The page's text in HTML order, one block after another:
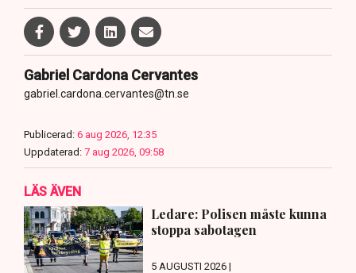
Gabriel Cardona Cervantes
gabriel.cardona.cervantes@tn.se
Publicerad: 6 aug 2026, 12:35
Uppdaterad: 7 aug 2026, 09:58
LÄS ÄVEN
Ledare: Polisen måste kunna
stoppa sabotagen
5 AUGUSTI 2026 |